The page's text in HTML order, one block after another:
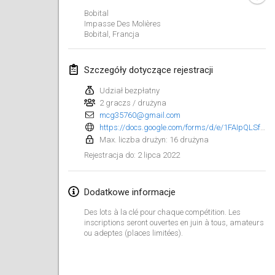
Bobital
Impasse Des Molières
Bobital Francja
Szczegóły dotyczące rejestracji
Udział bezpłatny
2 graczs / drużyna
mcg35760@gmail.com
Max. liczba drużyn: 16 drużyna
Rejestracja do: 2 lipca 2022
Dodatkowe informacje
Des lots à la clé pour chaque compétition. Les
inscriptions seront ouvertes en juin à tous, amateurs
ou adeptes (places limitées).
luty 2022
4 lut 2022| Czechy
TangoMölkky
5 lut 2022|Finlandia
Kohti Kisoja
Yamagata Tournament
13 lut 2022 |Japonia
West Indiv Cup